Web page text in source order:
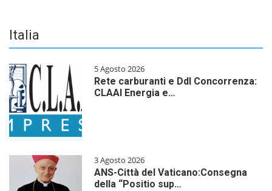
Italia
5 Agosto 2026
Rete carburanti e Ddl Concorrenza:
CLAAI Energia e…
3 Agosto 2026
ANS-Città del Vaticano:Consegna
della “Positio sup…